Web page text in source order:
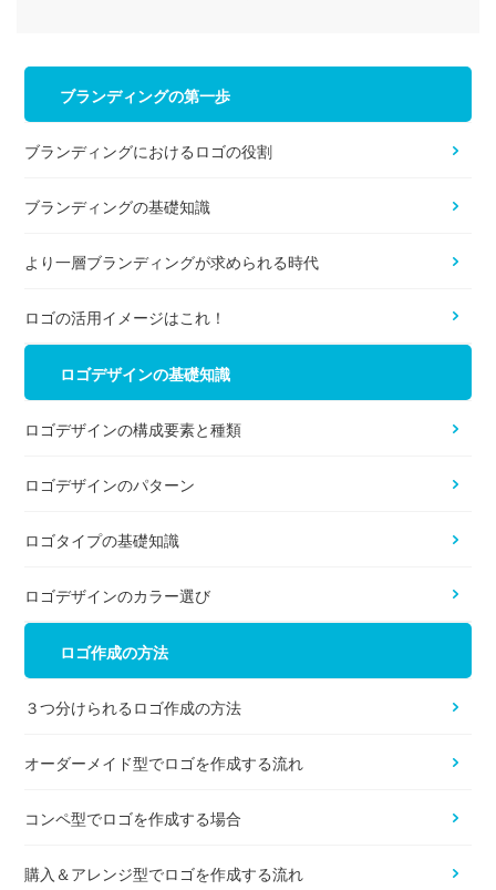
ブランディングの第一歩
ブランディングにおけるロゴの役割
ブランディングの基礎知識
より一層ブランディングが求められる時代
ロゴの活用イメージはこれ！
ロゴデザインの基礎知識
ロゴデザインの構成要素と種類
ロゴデザインのパターン
ロゴタイプの基礎知識
ロゴデザインのカラー選び
ロゴ作成の方法
３つ分けられるロゴ作成の方法
オーダーメイド型でロゴを作成する流れ
コンペ型でロゴを作成する場合
購入＆アレンジ型でロゴを作成する流れ